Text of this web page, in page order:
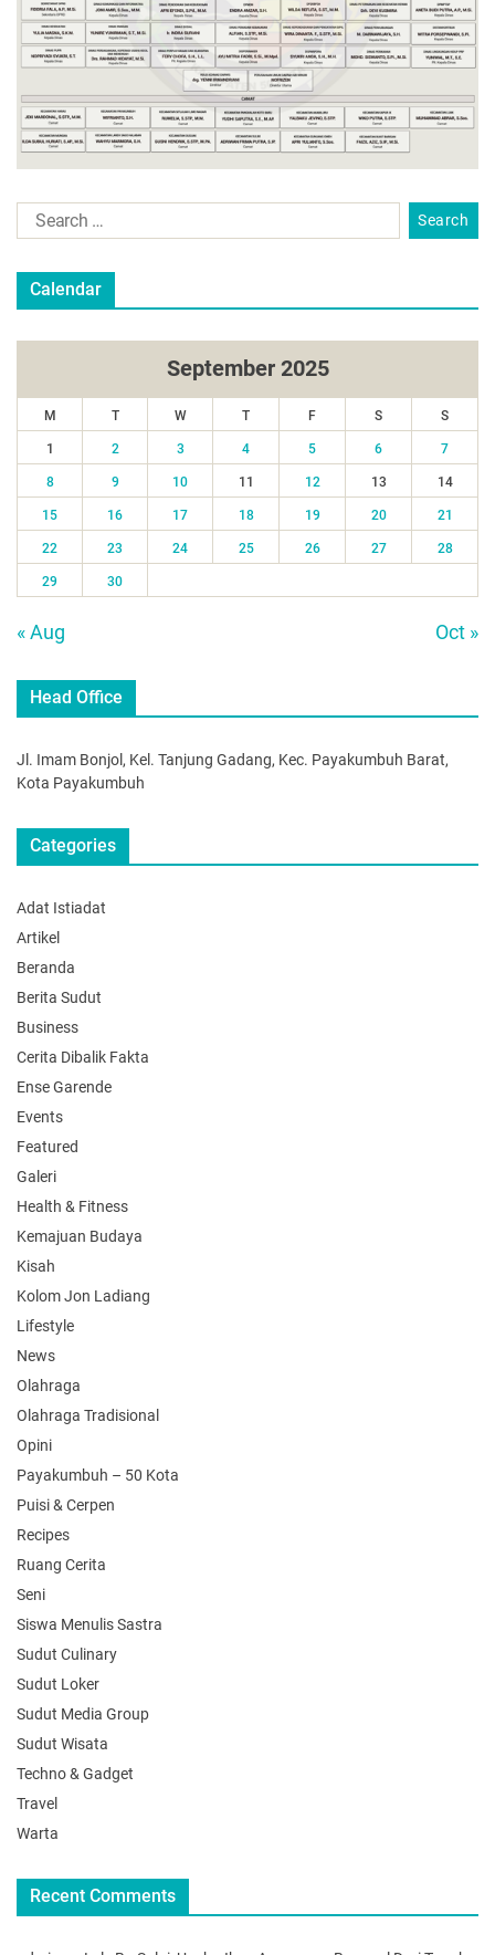
Calendar
September 2025
M T W T F S S
1 2 3 4 5 6 7
8 9 10 11 12 13 14
15 16 17 18 19 20 21
22 23 24 25 26 27 28
29 30
« Aug Oct »
Head Office
Jl. Imam Bonjol, Kel. Tanjung Gadang, Kec. Payakumbuh Barat,
Kota Payakumbuh
Categories
Adat Istiadat
Artikel
Beranda
Berita Sudut
Business
Cerita Dibalik Fakta
Ense Garende
Events
Featured
Galeri
Health & Fitness
Kemajuan Budaya
Kisah
Kolom Jon Ladiang
Lifestyle
News
Olahraga
Olahraga Tradisional
Opini
Payakumbuh – 50 Kota
Puisi & Cerpen
Recipes
Ruang Cerita
Seni
Siswa Menulis Sastra
Sudut Culinary
Sudut Loker
Sudut Media Group
Sudut Wisata
Techno & Gadget
Travel
Warta
Recent Comments